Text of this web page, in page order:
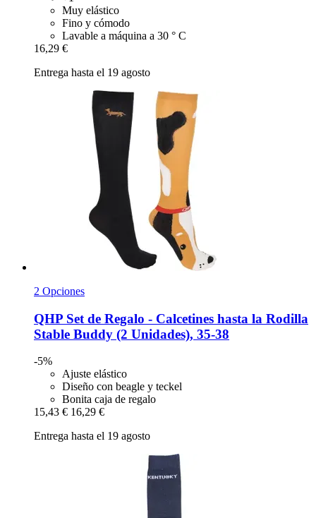
Muy elástico
Fino y cómodo
Lavable a máquina a 30 ° C
16,29 €
Entrega hasta el 19 agosto
2 Opciones
QHP Set de Regalo -​ Calcetines hasta la Rodilla
Stable Buddy (2 Unidades), 35-​38
-5%
Ajuste elástico
Diseño con beagle y teckel
Bonita caja de regalo
15,43 € 16,29 €
Entrega hasta el 19 agosto